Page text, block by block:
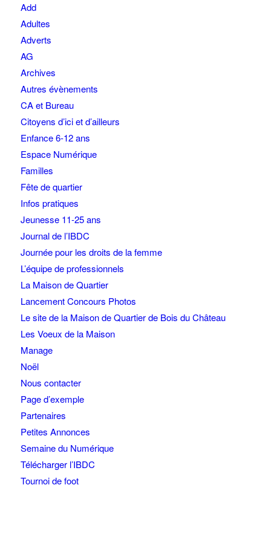
Add
Adultes
Adverts
AG
Archives
Autres évènements
CA et Bureau
Citoyens d’ici et d’ailleurs
Enfance 6-12 ans
Espace Numérique
Familles
Fête de quartier
Infos pratiques
Jeunesse 11-25 ans
Journal de l’IBDC
Journée pour les droits de la femme
L’équipe de professionnels
La Maison de Quartier
Lancement Concours Photos
Le site de la Maison de Quartier de Bois du Château
Les Voeux de la Maison
Manage
Noël
Nous contacter
Page d’exemple
Partenaires
Petites Annonces
Semaine du Numérique
Télécharger l’IBDC
Tournoi de foot